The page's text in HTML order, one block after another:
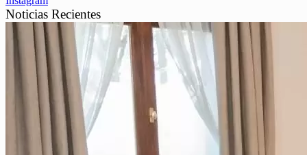
Noticias Recientes